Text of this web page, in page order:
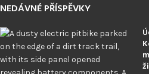
NEDÁVNÉ PŘÍSPĚVKY